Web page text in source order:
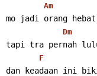
Am
mo jadi orang hebat
Dm
tapi tra pernah
F
dan keadaan ini